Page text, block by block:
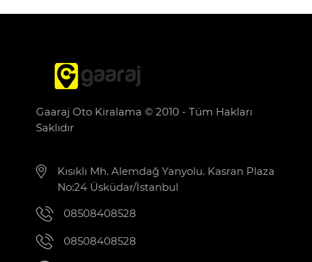
Gaaraj Oto Kiralama © 2010 - Tüm Hakları
Saklıdır
Kısıklı Mh. Alemdağ Yanyolu. Kasran Plaza
No:24 Üsküdar/İstanbul
08508408528
08508408528